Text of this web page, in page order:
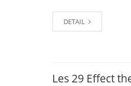
DETAIL
Les 29 Effect